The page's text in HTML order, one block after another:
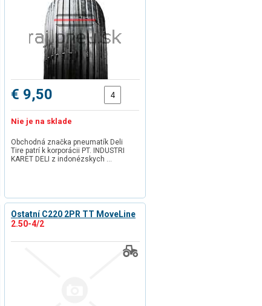
€ 9,50
Nie je na sklade
Obchodná značka pneumatík Deli
Tire patrí k korporácii PT. INDUSTRI
KARET DELI z indonézskych …
Ostatní C220 2PR TT MoveLine
2.50-4/2